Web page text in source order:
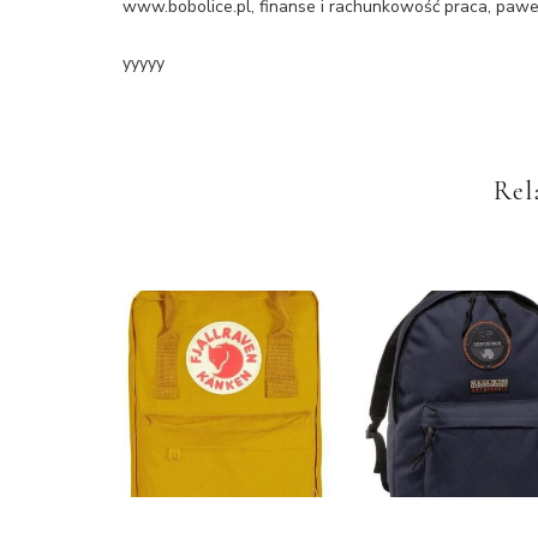
www.bobolice.pl, finanse i rachunkowość praca,
yyyyy